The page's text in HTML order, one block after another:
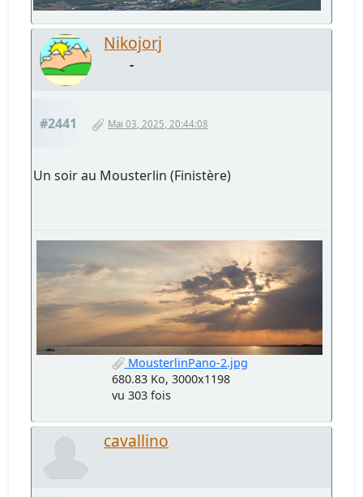
Nikojorj
-
#2441 Mai 03, 2025, 20:44:08
Un soir au Mousterlin (Finistère)
MousterlinPano-2.jpg
680.83 Ko, 3000x1198
vu 303 fois
cavallino